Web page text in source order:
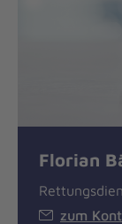
Florian
zum